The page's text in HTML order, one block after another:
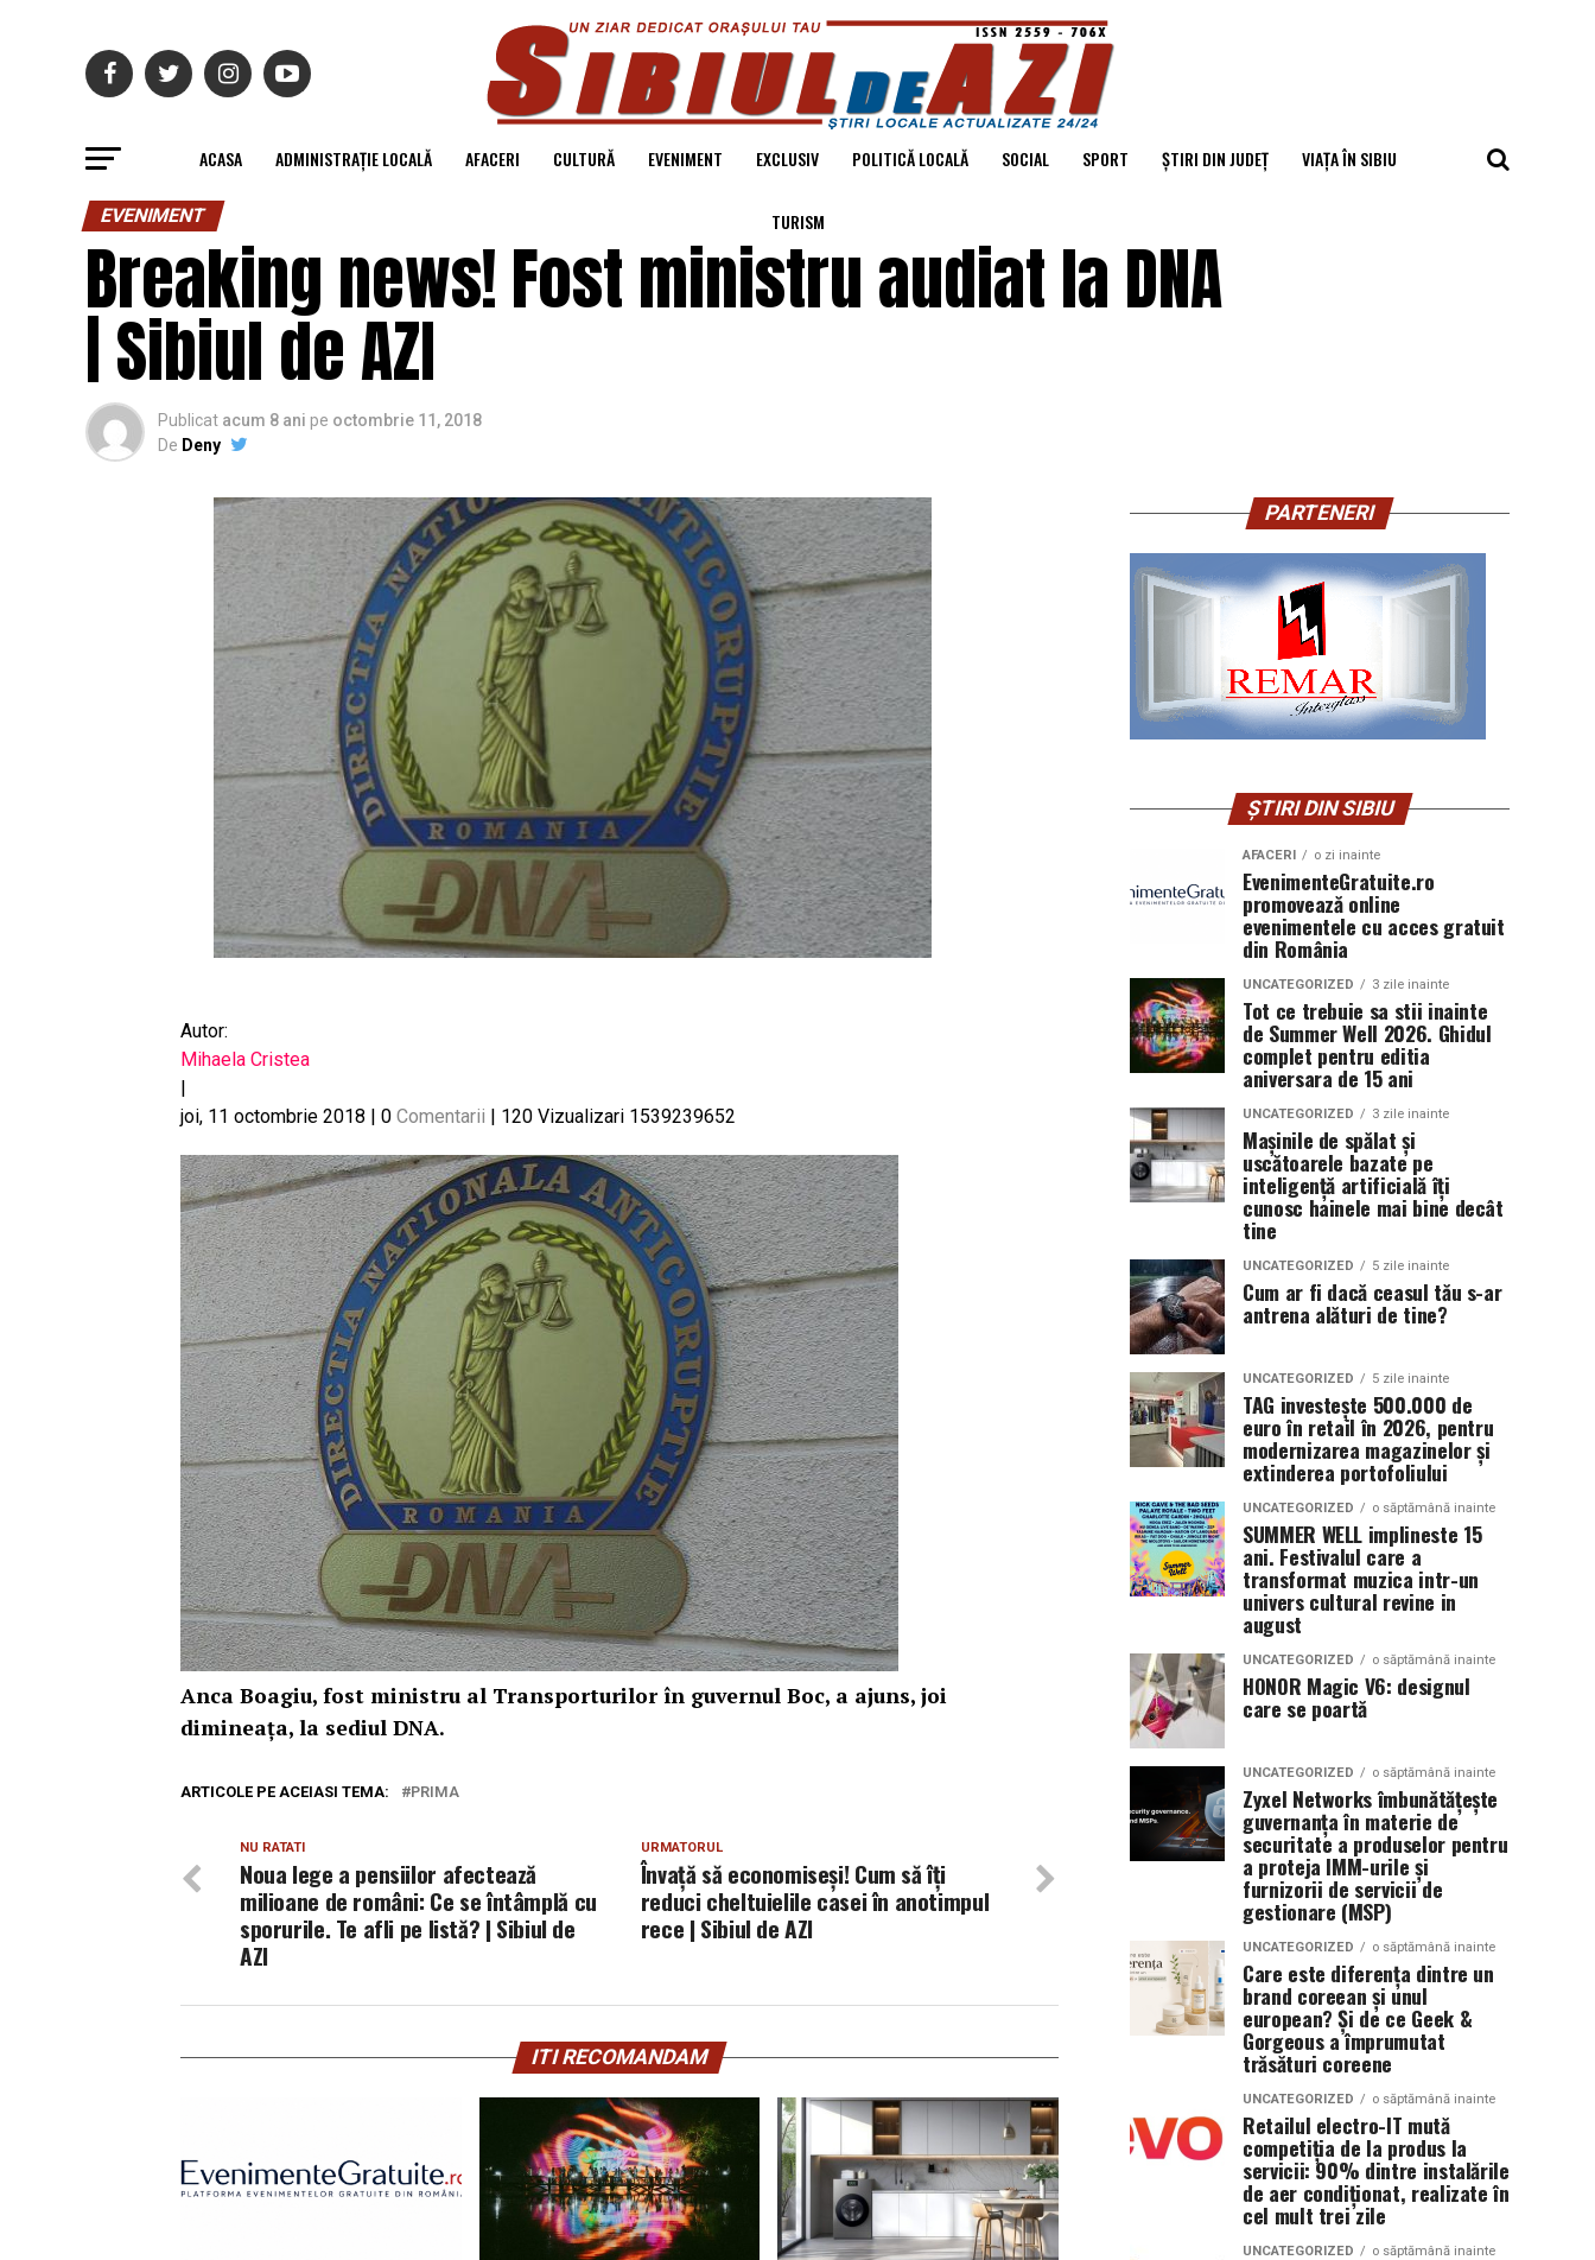
ACASA ADMINISTRAȚIE LOCALĂ AFACERI CULTURĂ EVENIMENT EXCLUSIV POLITICĂ LOCALĂ SOCIAL SPORT ȘTIRI DIN JUDEȚ VIAȚA ÎN SIBIU
TURISM
EVENIMENT
Breaking news! Fost ministru audiat la DNA
| Sibiul de AZI
Publicat acum 8 ani pe octombrie 11, 2018
De Deny
Autor:
Mihaela Cristea
|
joi, 11 octombrie 2018 | 0 Comentarii | 120 Vizualizari 1539239652
Anca Boagiu, fost ministru al Transporturilor în guvernul Boc, a ajuns, joi
dimineața, la sediul DNA.
ARTICOLE PE ACEIASI TEMA: PRIMA
URMATORUL
Învață să economiseși! Cum să îți
reduci cheltuielile casei în anotimpul
rece | Sibiul de AZI
NU RATATI
Noua lege a pensiilor afectează
milioane de români: Ce se întâmplă cu
sporurile. Te afli pe listă? | Sibiul de
AZI
ITI RECOMANDAM
PARTENERI
ȘTIRI DIN SIBIU
AFACERI o zi inainte
EvenimenteGratuite.ro
promovează online
evenimentele cu acces gratuit
din România
UNCATEGORIZED 3 zile inainte
Tot ce trebuie sa stii inainte
de Summer Well 2026. Ghidul
complet pentru editia
aniversara de 15 ani
UNCATEGORIZED 3 zile inainte
Mașinile de spălat și
uscătoarele bazate pe
inteligență artificială îți
cunosc hainele mai bine decât
tine
UNCATEGORIZED 5 zile inainte
Cum ar fi dacă ceasul tău s-ar
antrena alături de tine?
UNCATEGORIZED 5 zile inainte
TAG investește 500.000 de
euro în retail în 2026, pentru
modernizarea magazinelor și
extinderea portofoliului
UNCATEGORIZED o săptămână inainte
SUMMER WELL implineste 15
ani. Festivalul care a
transformat muzica intr-un
univers cultural revine in
august
UNCATEGORIZED o săptămână inainte
HONOR Magic V6: designul
care se poartă
UNCATEGORIZED o săptămână inainte
Zyxel Networks îmbunătățește
guvernanța în materie de
securitate a produselor pentru
a proteja IMM-urile și
furnizorii de servicii de
gestionare (MSP)
UNCATEGORIZED o săptămână inainte
Care este diferența dintre un
brand coreean și unul
european? Și de ce Geek &
Gorgeous a împrumutat
trăsături coreene
UNCATEGORIZED o săptămână inainte
Retailul electro-IT mută
competiția de la produs la
servicii: 90% dintre instalările
de aer condiționat, realizate în
cel mult trei zile
UNCATEGORIZED o săptămână inainte